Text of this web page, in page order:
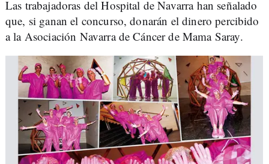
Las trabajadoras del Hospital de Navarra han señalado
que, si ganan el concurso, donarán el dinero percibido
a la Asociación Navarra de Cáncer de Mama Saray. ​